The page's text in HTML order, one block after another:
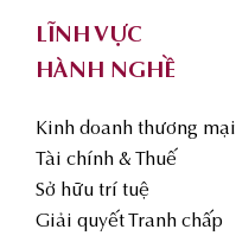
LĨNH VỰC
HÀNH NGHỀ
Kinh doanh thương mại
Tài chính & Thuế
Sở hữu trí tuệ
Giải quyết Tranh chấp